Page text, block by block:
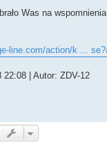
Was na
line.com/action/k ...
22:08 | Autor: ZDV-12